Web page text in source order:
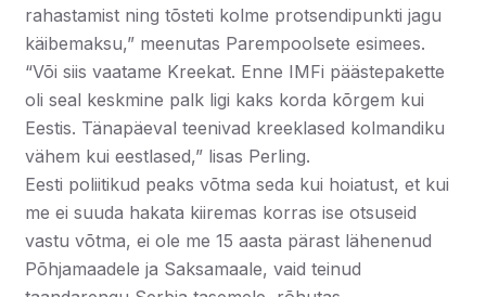
rahastamist ning tõsteti kolme protsendipunkti jagu
käibemaksu,” meenutas Parempoolsete esimees.
“Või siis vaatame Kreekat. Enne IMFi päästepakette
oli seal keskmine palk ligi kaks korda kõrgem kui
Eestis. Tänapäeval teenivad kreeklased kolmandiku
vähem kui eestlased,” lisas Perling.
Eesti poliitikud peaks võtma seda kui hoiatust, et kui
me ei suuda hakata kiiremas korras ise otsuseid
vastu võtma, ei ole me 15 aasta pärast lähenenud
Põhjamaadele ja Saksamaale, vaid teinud